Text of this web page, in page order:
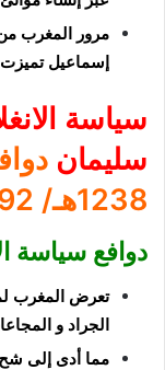
مرور المغرب
إسماعيل
سياسة
سليمان
1238هـ/ 1792-1822م
دوافع سياسة
تعرض المغرب
الجراد و
مما أدى إلى شح